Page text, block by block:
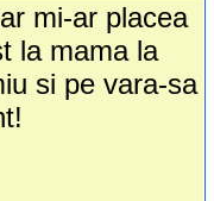
mi-ar placea
la mama la
si pe vara-sa